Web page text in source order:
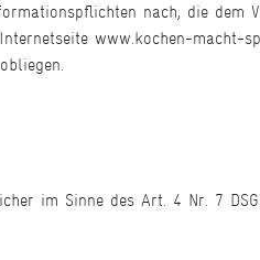
nach, die dem
www.kochen-macht-
im Sinne des Art. 4 Nr. 7